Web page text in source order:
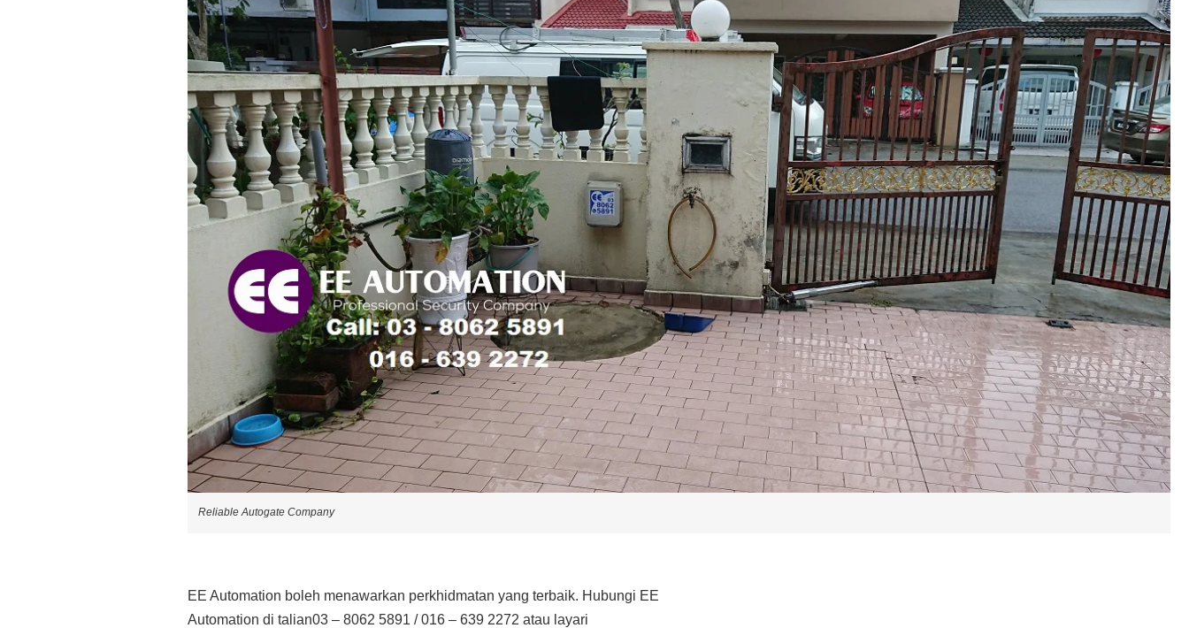
Reliable Autogate Company
EE Automation boleh menawarkan perkhidmatan yang terbaik. Hubungi EE
Automation di talian03 – 8062 5891 / 016 – 639 2272 atau layari